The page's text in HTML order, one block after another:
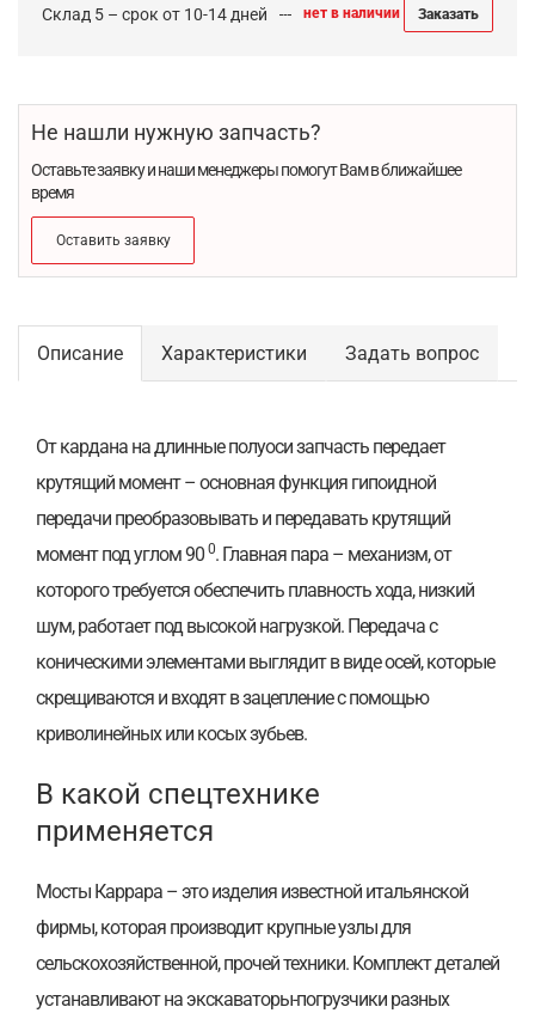
Склад 5 – срок от 10-14 дней нет в наличии Заказать
Не нашли нужную запчасть?
Оставьте заявку и наши менеджеры помогут Вам в ближайшее
время
Оставить заявку
Описание Характеристики Задать вопрос
От кардана на длинные полуоси запчасть передает
крутящий момент – основная функция гипоидной
передачи преобразовывать и передавать крутящий
момент под углом 90 0. Главная пара – механизм, от
которого требуется обеспечить плавность хода, низкий
шум, работает под высокой нагрузкой. Передача с
коническими элементами выглядит в виде осей, которые
скрещиваются и входят в зацепление с помощью
криволинейных или косых зубьев.
В какой спецтехнике
применяется
Мосты Каррара – это изделия известной итальянской
фирмы, которая производит крупные узлы для
сельскохозяйственной, прочей техники. Комплект деталей
устанавливают на экскаваторы-погрузчики разных